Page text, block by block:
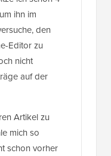
ihn im
den
Editor zu
nicht
auf der
Artikel zu
mich so
schon vorher